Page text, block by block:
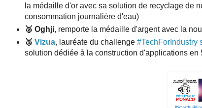
la médaille d'or avec sa solution de recyclage de
consommation journalière d'eau)
🥈 Oghji, remporte la médaille d'argent avec la
🥉 Vizua, lauréate du challenge #TechForIndustry
solution dédiée à la construction d'applications en